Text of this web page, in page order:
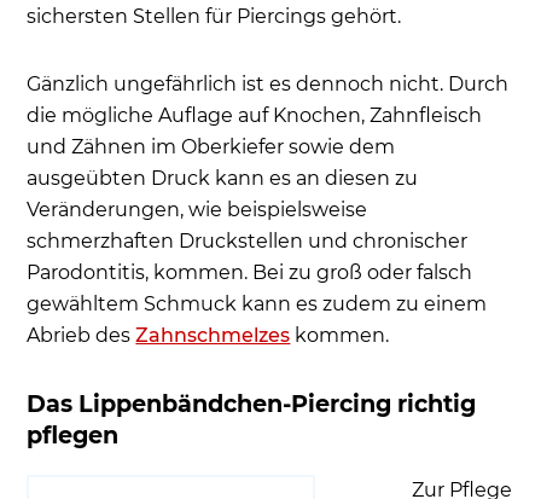
sichersten Stellen für Piercings gehört.
Gänzlich ungefährlich ist es dennoch nicht. Durch
die mögliche Auflage auf Knochen, Zahnfleisch
und Zähnen im Oberkiefer sowie dem
ausgeübten Druck kann es an diesen zu
Veränderungen, wie beispielsweise
schmerzhaften Druckstellen und chronischer
Parodontitis, kommen. Bei zu groß oder falsch
gewähltem Schmuck kann es zudem zu einem
Abrieb desZahnschmelzes kommen.
Das Lippenbändchen-Piercing richtig
pflegen
Zur Pflege